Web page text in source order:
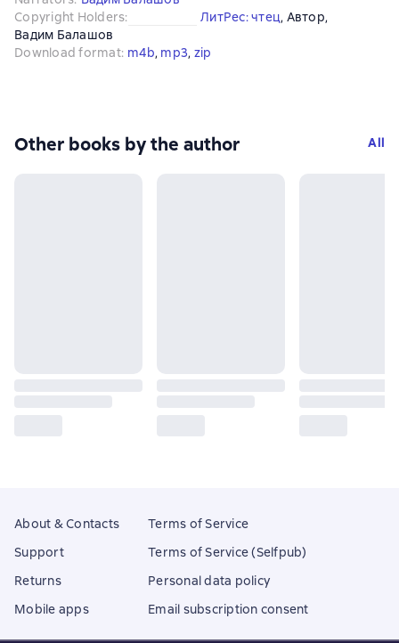
Copyright Holders: ЛитРес: чтец, Автор,
Вадим Балашов
Download format: m4b, mp3, zip
Other books by the author All
About & Contacts
Support
Returns
Mobile apps
Terms of Service
Terms of Service (Selfpub)
Personal data policy
Email subscription consent